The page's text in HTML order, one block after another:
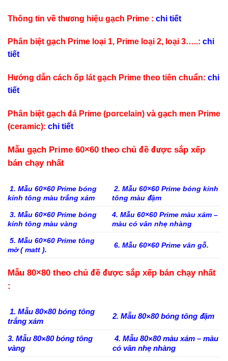
Thông tin về thương hiệu gạch Prime : chi tiết
Phân biệt gạch Prime loại 1, Prime loại 2, loại 3…..: chi
tiết
Hướng dẫn cách ốp lát gạch Prime theo tiên chuẩn: chi
tiết
Phân biệt gạch đá Prime (porcelain) và gạch men Prime
(ceramic): chi tiết
Mẫu gạch Prime 60×60 theo chủ đề được sắp xếp
bán chạy nhất
1. Mẫu 60×60 Prime bóng
kính tông màu trắng xám
2. Mẫu 60×60 Prime bóng kính
tông màu đậm
3. Mẫu 60×60 Prime bóng
kính tông màu vàng
4. Mẫu 60×60 Prime màu xám –
màu có vân nhẹ nhàng
5. Mẫu 60×60 Prime tông
mờ ( matt ).
6. Mẫu 60×60 Prime vân gỗ.
Mẫu 80×80 theo chủ đề được sắp xếp bán chạy nhất
:
1. Mẫu 80×80 bóng tông
trắng xám
2. Mẫu 80×80 bóng tông đậm
3. Mẫu 80×80 bóng tông
vàng
4. Mẫu 80×80 màu xám – màu
có vân nhẹ nhàng